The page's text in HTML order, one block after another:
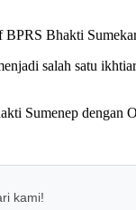
BPRS Bhakti
salah satu
Sumenep dengan
kami!